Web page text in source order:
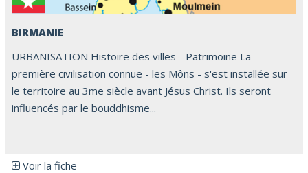
BIRMANIE
URBANISATION Histoire des villes - Patrimoine La
première civilisation connue - les Môns - s'est installée sur
le territoire au 3me siècle avant Jésus Christ. Ils seront
influencés par le bouddhisme...
Voir la fiche